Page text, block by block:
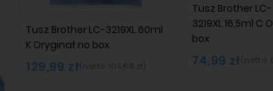
Tusz Brother LC-3219XL 60ml
K Oryginał no box
129,99 zł(netto: 105,68 zł
Tusz Brother LC-
3219XL 16,5ml C
box
74,99 zł(netto: